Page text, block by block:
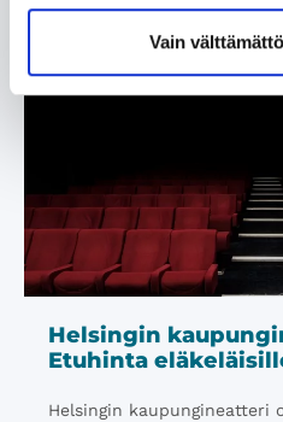
Vain
Helsingin
Etuhinta
Helsingin kaupungineatteri